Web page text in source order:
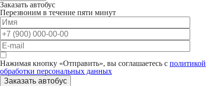
Заказать автобус
Перезвоним в течение пяти минут
Нажимая кнопку «Отправить», вы соглашаетесь с политикой
обработки персональных данных
Заказать автобус